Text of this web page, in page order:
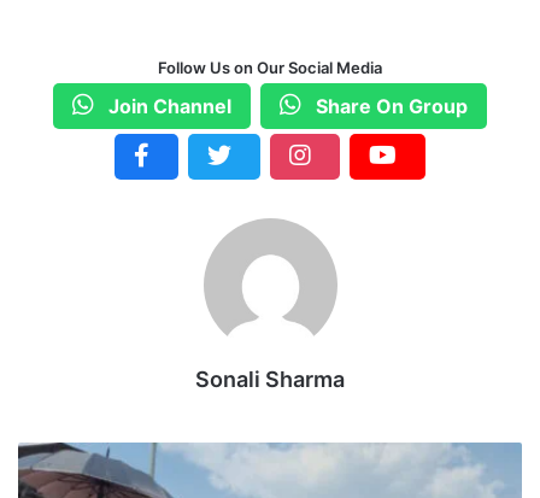
Follow Us on Our Social Media
Join Channel Share On Group
Sonali Sharma
म
स्तू